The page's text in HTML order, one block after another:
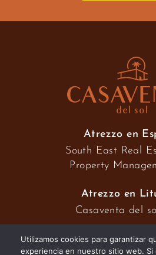
Atrezzo en
South East Real
Property
Atrezzo en
Casaventa del
Utilizamos cookies para garantizar
experiencia en nuestro sitio web.